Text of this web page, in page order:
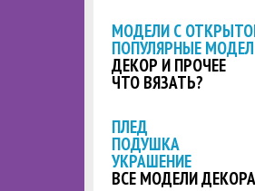
МОДЕЛИ С
ПОПУЛЯРНЫЕ
ДЕКОР И ПРОЧЕЕ
ЧТО ВЯЗАТЬ?
ПЛЕД
ПОДУШКА
УКРАШЕНИЕ
ВСЕ МОДЕЛИ ДЕКОРА